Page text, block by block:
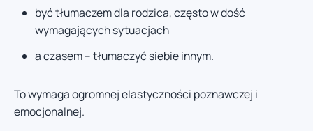
być tłumaczem dla rodzica, często w dość
wymagających sytuacjach
a czasem – tłumaczyć siebie innym.
To wymaga ogromnej elastyczności poznawczej i
emocjonalnej.